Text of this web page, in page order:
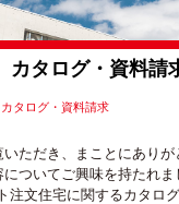
カタログ・資料請
カタログ・資料請求
ただき、まことにありが
ついてご興味を持たれ
注文住宅に関するカタロ
わたしたちの家
ギャラリー